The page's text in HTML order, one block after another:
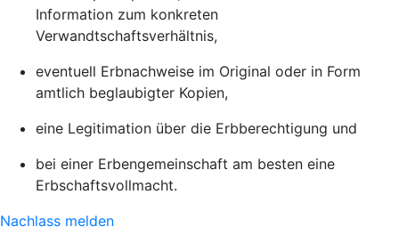
Information zum konkreten
Verwandtschaftsverhältnis,
eventuell Erbnachweise im Original oder in Form
amtlich beglaubigter Kopien,
eine Legitimation über die Erbberechtigung und
bei einer Erbengemeinschaft am besten eine
Erbschaftsvollmacht.
Nachlass melden